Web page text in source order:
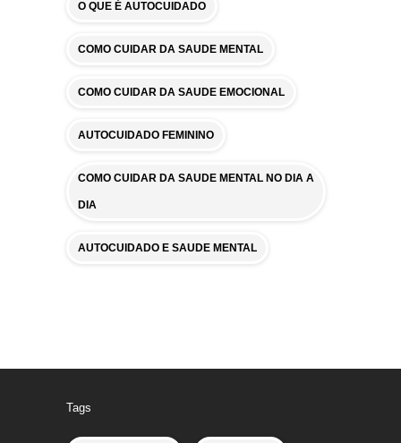
O QUE É AUTOCUIDADO
COMO CUIDAR DA SAUDE MENTAL
COMO CUIDAR DA SAUDE EMOCIONAL
AUTOCUIDADO FEMININO
COMO CUIDAR DA SAUDE MENTAL NO DIA A
DIA
AUTOCUIDADO E SAUDE MENTAL
Tags